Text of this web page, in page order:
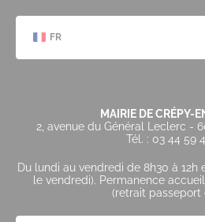
FR
MAIRIE DE CRÉPY-
2, avenue du Général Leclerc -
Tél. : 03 44 59
Du lundi au vendredi de 8h30 à 12h
le vendredi). Permanence
(retrait passeport